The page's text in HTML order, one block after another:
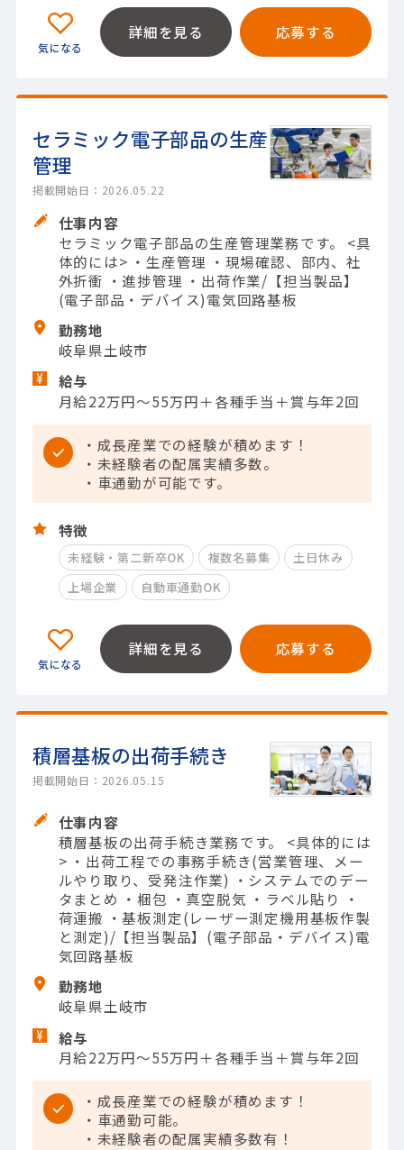
詳細を見る 応募する
セラミック電子部品の生産
管理
掲載開始日：2026.05.22
仕事内容
セラミック電子部品の生産管理業務です。 <具
体的には> ・生産管理 ・現場確認、部内、社
外折衝 ・進捗管理 ・出荷作業/【担当製品】
(電子部品・デバイス)電気回路基板
勤務地
岐阜県土岐市
給与
月給22万円～55万円＋各種手当＋賞与年2回
・成長産業での経験が積めます！
・未経験者の配属実績多数。
・車通勤が可能です。
特徴
未経験・第二新卒OK 複数名募集
土日休み
上場企業
自動車通勤OK
詳細を見る 応募する
積層基板の出荷手続き
掲載開始日：2026.05.15
仕事内容
積層基板の出荷手続き業務です。 <具体的には
> ・出荷工程での事務手続き(営業管理、メー
ルやり取り、受発注作業) ・システムでのデー
タまとめ ・梱包 ・真空脱気 ・ラベル貼り ・
荷運搬 ・基板測定(レーザー測定機用基板作製
と測定)/【担当製品】(電子部品・デバイス)電
気回路基板
勤務地
岐阜県土岐市
給与
月給22万円～55万円＋各種手当＋賞与年2回
・成長産業での経験が積めます！
・車通勤可能。
・未経験者の配属実績多数有！